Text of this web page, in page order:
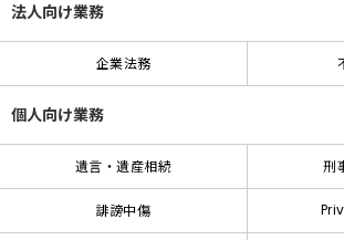
法人向け業務
企業法務
個人向け業務
遺言・遺産相続 刑
誹謗中傷